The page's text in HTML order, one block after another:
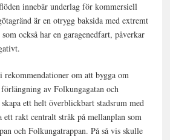
innebär underlag för kommersiell
är en otrygg baksida med extremt
också har en garagenedfart, påverkar
rekommendationer om att bygga om
av Folkungagatan och
ett helt överblickbart stadsrum med
ett rakt centralt stråk på mellanplan som
och Folkungatrappan. På så vis skulle